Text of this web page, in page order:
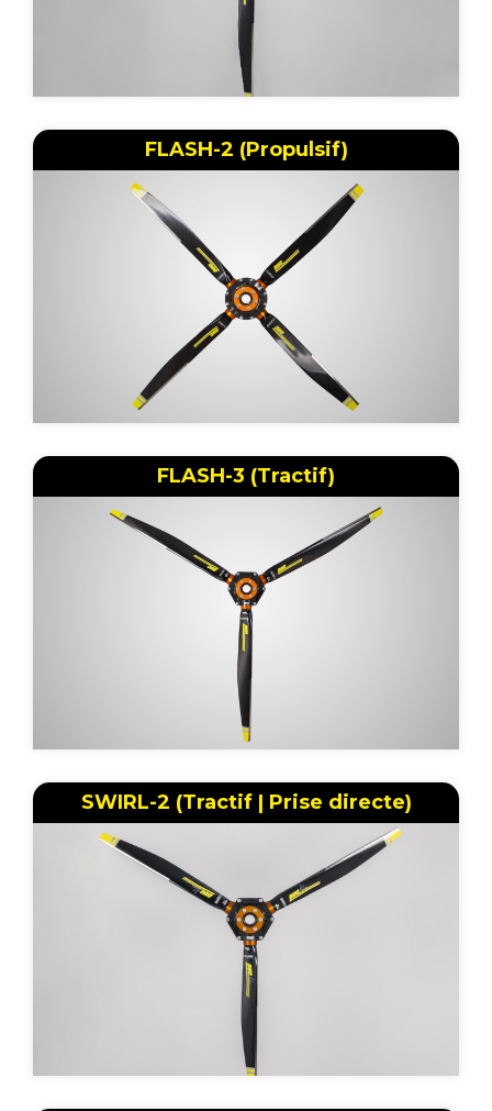
FLASH-2 (Propulsif)
FLASH-3 (Tractif)
SWIRL-2 (Tractif | Prise directe)